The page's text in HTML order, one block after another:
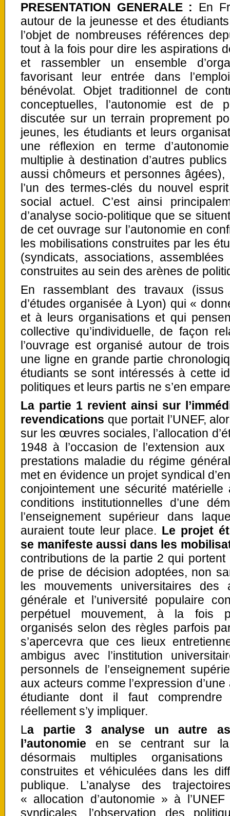
PRESENTATION GENERALE : En
autour de la jeunesse et des
l’objet de nombreuses références
tout à la fois pour dire les aspirations
et rassembler un ensemble
favorisant leur entrée dans
bénévolat. Objet traditionnel de
conceptuelles, l’autonomie est de
discutée sur un terrain proprement
jeunes, les étudiants et leurs
une réflexion en terme
multiplie à destination d’autres
aussi chômeurs et personnes
l’un des termes-clés du nouvel
social actuel. C’est ainsi
d’analyse socio-politique que se
de cet ouvrage sur l’autonomie en
les mobilisations construites par les
(syndicats, associations,
construites au sein des arènes de
En rassemblant des travaux
d’études organisée à Lyon) qui «
et à leurs organisations et qui
collective qu’individuelle, de façon
l’ouvrage est organisé autour de
une ligne en grande partie
étudiants se sont intéressés à cette
politiques et leurs partis ne s’en
La partie 1 revient ainsi sur
revendications que portait l’UNEF,
sur les œuvres sociales, l’allocation
1948 à l’occasion de l’extension
prestations maladie du régime
met en évidence un projet syndical
conjointement une sécurité
conditions institutionnelles d’une
l’enseignement supérieur dans
auraient toute leur place. Le projet
se manifeste aussi dans les
contributions de la partie 2 qui
de prise de décision adoptées, non
les mouvements universitaires des
générale et l’université populaire
perpétuel mouvement, à la fois
organisés selon des règles parfois
s’apercevra que ces lieux
ambigus avec l’institution
personnels de l’enseignement
aux acteurs comme l’expression
étudiante dont il faut
réellement s’y impliquer.
La partie 3 analyse un autre
l’autonomie en se centrant sur la
désormais multiples
construites et véhiculées dans les
publique. L’analyse des
« allocation d’autonomie » à
syndicales, l’observation des